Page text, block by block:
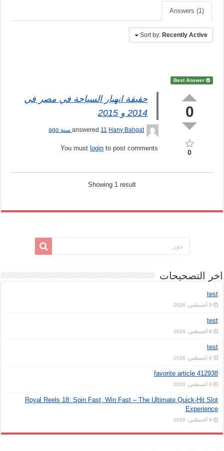
Answers (1)
Sort by:Recently Active
Best Answer
0
0
حقيقة انهيار السياحة في مصر في
2014 و 2015
Hany Bahgat
answered11 سنة ago
You mustloginto post comments
Showing 1 result
التصحيحات
test
8 أغسطس، 2026
test
8 أغسطس، 2026
test
8 أغسطس، 2026
favorite article 412938
8 أغسطس، 2026
Royal Reels 18: Spin Fast, Win Fast – The Ultimate Quick‑Hit Slot
Experience
8 أغسطس، 2026